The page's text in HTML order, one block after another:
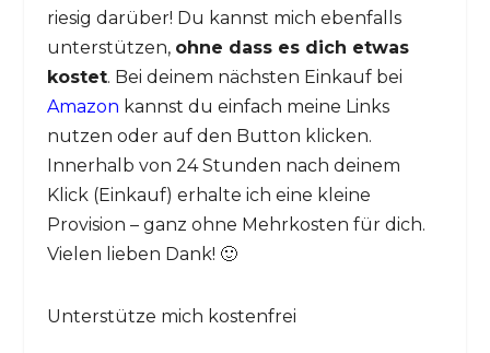
riesig darüber! Du kannst mich ebenfalls
unterstützen, ohne dass es dich etwas
kostet. Bei deinem nächsten Einkauf bei
Amazon kannst du einfach meine Links
nutzen oder auf den Button klicken.
Innerhalb von 24 Stunden nach deinem
Klick (Einkauf) erhalte ich eine kleine
Provision – ganz ohne Mehrkosten für dich.
Vielen lieben Dank! 🙂
Unterstütze mich kostenfrei